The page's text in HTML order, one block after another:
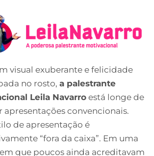
visual exuberante e felicidade
no rosto, a palestrante
Leila Navarroestá longe de
apresentações convencionais.
de apresentação é
“fora da caixa”. Em uma
que poucos ainda acreditavam